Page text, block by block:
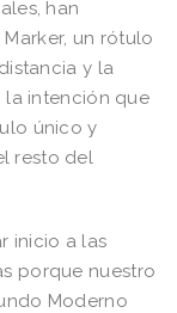
han
un rótulo
y la
la intención que
único y
resto del
inicio a las
porque nuestro
Moderno